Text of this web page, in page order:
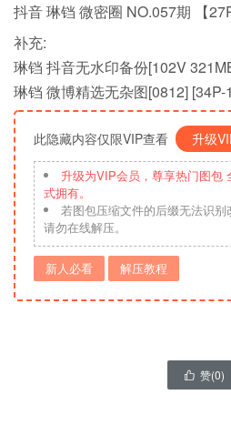
抖音 琳铛 微密圈 NO.057期 【27P
补充:
琳铛 抖音无水印备份[102V
琳铛 微博精选无杂图[0812] [34P-
此隐藏内容仅限VIP查看 升级
升级为VIP会员，尊享热门图包
式拥有。
若图包压缩文件的后缀无法识别
请勿在线解压。
新人必看 解压教程
 赞(0)